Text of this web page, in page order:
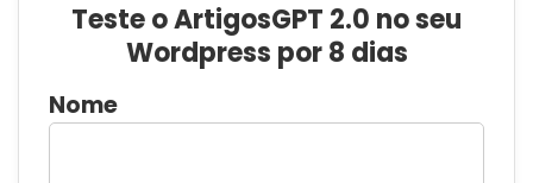
Teste o ArtigosGPT 2.0 no seu
Wordpress por 8 dias
Nome